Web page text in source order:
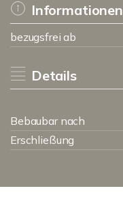
Informationen
bezugsfrei ab
Details
Bebaubar nach
Erschließung